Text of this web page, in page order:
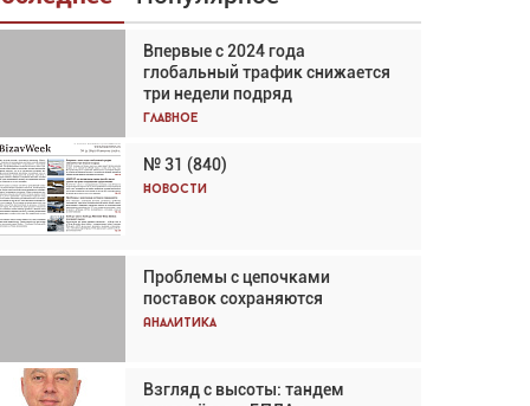
Впервые с 2024 года
глобальный трафик снижается
три недели подряд
Главное
№ 31 (840)
Новости
Проблемы с цепочками
поставок сохраняются
Аналитика
Взгляд с высоты: тандем
Взгляд с высоты: тандем
вертолётов и БПЛА в
спасательных операциях
Главное
Авиационный фотограф Дэйв
Кох: «Фотография говорит сама
Впервые с 2024 года
глобальный трафик снижается
три недели подряд
Частный самолёт – это актив.